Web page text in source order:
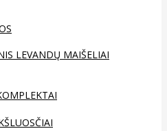
LEVANDŲ MAIŠELIAI